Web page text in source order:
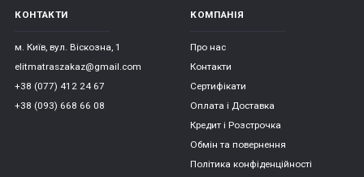
КОНТАКТИ
м. Київ, вул. Віскозна, 1
elitmatraszakaz@gmail.com
+38 (077) 412 24 67
+38 (093) 668 66 08
КОМПАНІЯ
Про нас
Контакти
Сертифікати
Оплата і Доставка
Кредит і Розстрочка
Обмін та повернення
Політика конфіденційності